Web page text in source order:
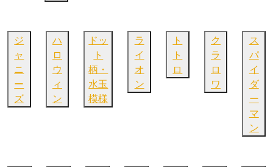
ジ
ャ
ニ
ー
ズ
ハ
ロ
ウ
ィ
ン
ドッ
ト
柄・
水玉
模様
ラ
イ
オ
ン
ト
ト
ロ
ク
ラ
ロ
ワ
ス
パ
イ
ダ
ー
マ
ン